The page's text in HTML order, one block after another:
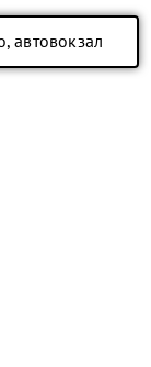
автовокзал